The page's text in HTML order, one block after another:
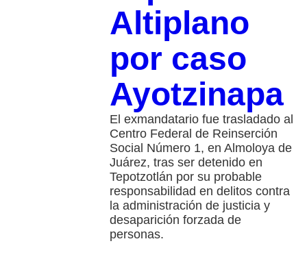
Altiplano
por caso
Ayotzinapa
El exmandatario fue trasladado al
Centro Federal de Reinserción
Social Número 1, en Almoloya de
Juárez, tras ser detenido en
Tepotzotlán por su probable
responsabilidad en delitos contra
la administración de justicia y
desaparición forzada de
personas.